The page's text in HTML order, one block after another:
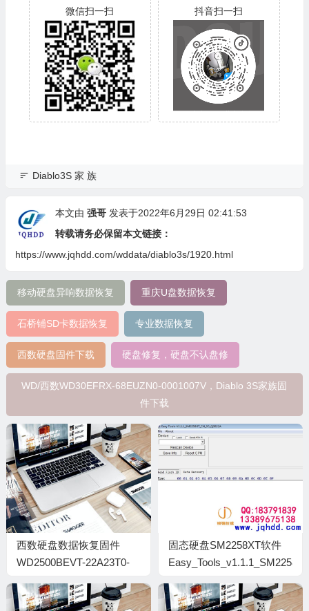
微信扫一扫
抖音扫一扫
Diablo3S 家 族
本文由 强哥 发表于2022年6月29日 02:41:53
转载请务必保留本文链接：
https://www.jqhdd.com/wddata/diablo3s/1920.html
移动硬盘异响数据恢复 重庆U盘数据恢复
石桥铺SD卡数据恢复 专业数据恢复
西数硬盘固件下载 硬盘修复，硬盘不认盘修
WD/西数WD30EFRX-68EUZN0-0001007V，Diablo 3S家族固
件下载
西数硬盘数据恢复固件
WD2500BEVT-22A23T0-
WXP0AC913613-1400A6
固态硬盘SM2258XT软件